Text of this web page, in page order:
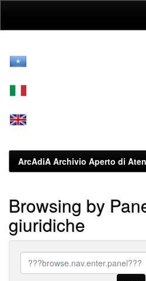
ArcAdiA Archivio Aperto di
Browsing by
giuridiche
???